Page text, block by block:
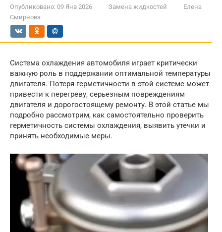
Опубликовано: 09 Янв 2026 Замена жидкостей
Елена
Смирнова
Система охлаждения автомобиля играет критически
важную роль в поддержании оптимальной температуры
двигателя. Потеря герметичности в этой системе может
привести к перегреву, серьезным повреждениям
двигателя и дорогостоящему ремонту. В этой статье мы
подробно рассмотрим, как самостоятельно проверить
герметичность системы охлаждения, выявить утечки и
принять необходимые меры.